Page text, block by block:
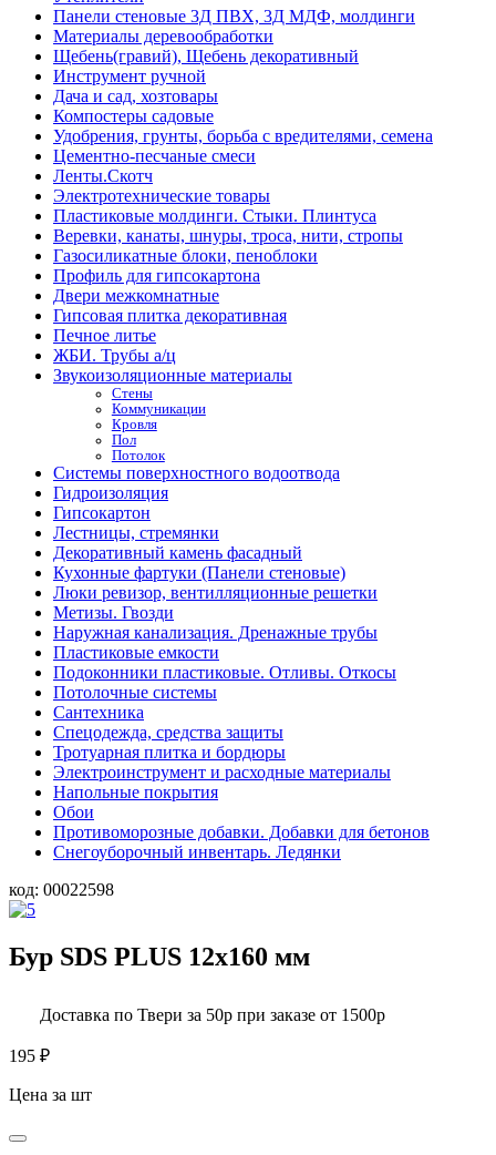
Панели стеновые 3Д ПВХ, 3Д МДФ, молдинги
Материалы деревообработки
Щебень(гравий), Щебень декоративный
Инструмент ручной
Дача и сад, хозтовары
Компостеры садовые
Удобрения, грунты, борьба с вредителями, семена
Цементно-песчаные смеси
Ленты.Скотч
Электротехнические товары
Пластиковые молдинги. Стыки. Плинтуса
Веревки, канаты, шнуры, троса, нити, стропы
Газосиликатные блоки, пеноблоки
Профиль для гипсокартона
Двери межкомнатные
Гипсовая плитка декоративная
Печное литье
ЖБИ. Трубы а/ц
Звукоизоляционные материалы
Стены
Коммуникации
Кровля
Пол
Потолок
Системы поверхностного водоотвода
Гидроизоляция
Гипсокартон
Лестницы, стремянки
Декоративный камень фасадный
Кухонные фартуки (Панели стеновые)
Люки ревизор, вентилляционные решетки
Метизы. Гвозди
Наружная канализация. Дренажные трубы
Пластиковые емкости
Подоконники пластиковые. Отливы. Откосы
Потолочные системы
Сантехника
Спецодежда, средства защиты
Тротуарная плитка и бордюры
Электроинструмент и расходные материалы
Напольные покрытия
Обои
Противоморозные добавки. Добавки для бетонов
Снегоуборочный инвентарь. Ледянки
код: 00022598
Бур SDS PLUS 12х160 мм
Доставка по Твери за 50р при заказе от 1500р
195 ₽
Цена за шт